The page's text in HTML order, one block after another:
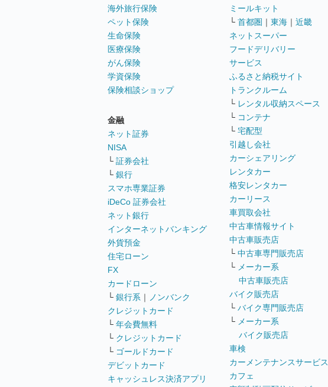
海外旅行保険
ペット保険
生命保険
医療保険
がん保険
学資保険
保険相談ショップ
金融
ネット証券
NISA
└ 証券会社
└ 銀行
スマホ専業証券
iDeCo 証券会社
ネット銀行
インターネットバンキング
外貨預金
住宅ローン
FX
カードローン
└ 銀行系 ｜
ノンバンク
クレジットカード
└ 年会費無料
└ クレジットカード
└ ゴールドカード
デビットカード
キャッシュレス決済アプリ
ミールキット
└ 首都圏 ｜ 東海 ｜ 近畿
ネットスーパー
フードデリバリー
サービス
ふるさと納税サイト
トランクルーム
└ レンタル収納スペース
└ コンテナ
└ 宅配型
引越し会社
カーシェアリング
レンタカー
格安レンタカー
カーリース
車買取会社
中古車情報サイト
中古車販売店
└ 中古車専門販売店
└ メーカー系
中古車販売店
バイク販売店
└ バイク専門販売店
└ メーカー系
バイク販売店
車検
カーメンテナンスサービス
カフェ